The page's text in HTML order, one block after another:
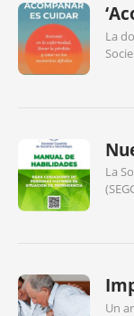
La
La
Un